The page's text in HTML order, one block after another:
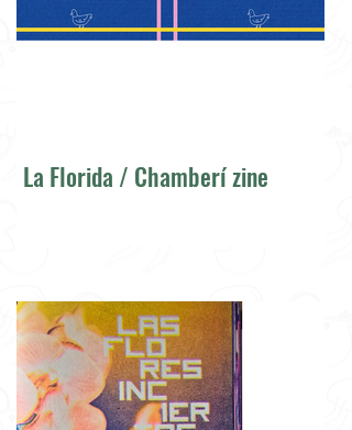
La Florida / Chamberí zine